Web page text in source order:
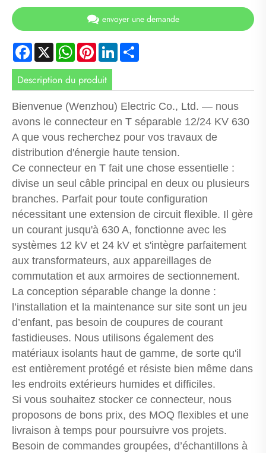
envoyer une demande
Facebook
X WhatsApp
PinterestLinkedIn
Description du produit
Bienvenue (Wenzhou) Electric Co., Ltd. — nous
avons le connecteur en T séparable 12/24 KV 630
A que vous recherchez pour vos travaux de
distribution d'énergie haute tension.
Ce connecteur en T fait une chose essentielle :
divise un seul câble principal en deux ou plusieurs
branches. Parfait pour toute configuration
nécessitant une extension de circuit flexible. Il gère
un courant jusqu'à 630 A, fonctionne avec les
systèmes 12 kV et 24 kV et s'intègre parfaitement
aux transformateurs, aux appareillages de
commutation et aux armoires de sectionnement.
La conception séparable change la donne :
l’installation et la maintenance sur site sont un jeu
d’enfant, pas besoin de coupures de courant
fastidieuses. Nous utilisons également des
matériaux isolants haut de gamme, de sorte qu'il
est entièrement protégé et résiste bien même dans
les endroits extérieurs humides et difficiles.
Si vous souhaitez stocker ce connecteur, nous
proposons de bons prix, des MOQ flexibles et une
livraison à temps pour poursuivre vos projets.
Besoin de commandes groupées, d’échantillons à